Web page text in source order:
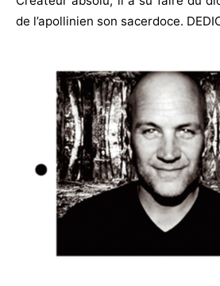
de l’apollinien son sacerdoce.